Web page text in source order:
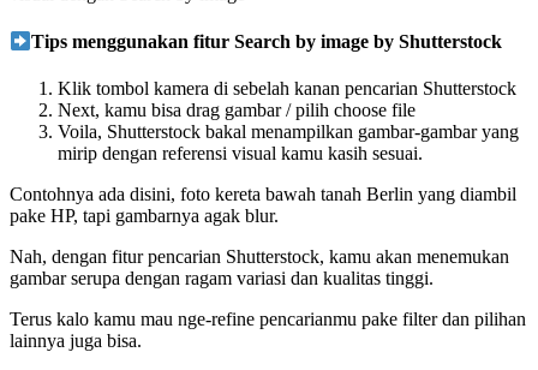
Tips menggunakan fiturSearch by image by Shutterstock
Klik tombol kamera di sebelah kanan pencarian Shutterstock
Next, kamu bisa drag gambar / pilih choose file
Voila, Shutterstock bakal menampilkan gambar-gambar yang
mirip dengan referensi visual kamu kasih sesuai.
Contohnya ada disini, foto kereta bawah tanah Berlin yang diambil
pake HP, tapi gambarnya agak blur.
Nah, dengan fitur pencarian Shutterstock, kamu akan menemukan
gambar serupa dengan ragam variasi dan kualitas tinggi.
Terus kalo kamu mau nge-refine pencarianmu pake filter dan pilihan
lainnya juga bisa.